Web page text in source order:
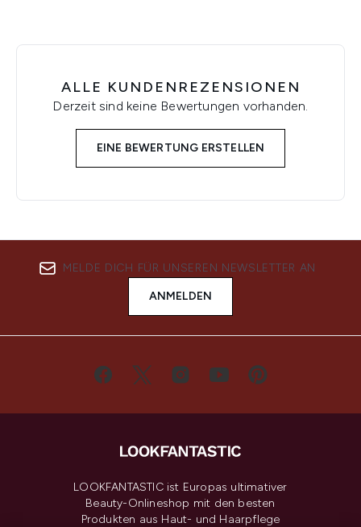
ALLE KUNDENREZENSIONEN
Derzeit sind keine Bewertungen vorhanden.
EINE BEWERTUNG ERSTELLEN
MELDE DICH FÜR UNSEREN NEWSLETTER AN
ANMELDEN
LOOKFANTASTIC ist Europas ultimativer
Beauty-Onlineshop mit den besten
Produkten aus Haut- und Haarpflege